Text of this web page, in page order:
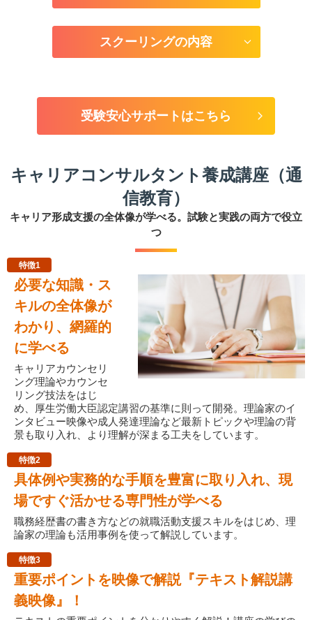
スクーリングの内容
受験安心サポートはこちら
キャリアコンサルタント養成講座（通
信教育）
キャリア形成支援の全体像が学べる。試験と実践の両方で役立
つ
特徴1
必要な知識・ス
キルの全体像が
わかり、網羅的
に学べる
キャリアカウンセリ
ング理論やカウンセ
リング技法をはじ
め、厚生労働大臣認定講習の基準に則って開発。理論家のイ
ンタビュー映像や成人発達理論など最新トピックや理論の背
景も取り入れ、より理解が深まる工夫をしています。
特徴2
具体例や実務的な手順を豊富に取り入れ、現
場ですぐ活かせる専門性が学べる
職務経歴書の書き方などの就職活動支援スキルをはじめ、理
論家の理論も活用事例を使って解説しています。
特徴3
重要ポイントを映像で解説『テキスト解説講
義映像』！